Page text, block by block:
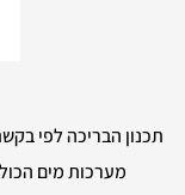
תכנון הבריכה לפי
מערכות מים